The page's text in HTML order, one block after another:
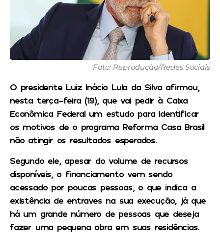
Foto: Reprodução/Redes Sociais
O presidente Luiz Inácio Lula da Silva afirmou,
nesta terça-feira (19), que vai pedir à Caixa
Econômica Federal um estudo para identificar
os motivos de o programa Reforma Casa Brasil
não atingir os resultados esperados.
Segundo ele, apesar do volume de recursos
disponíveis, o financiamento vem sendo
acessado por poucas pessoas, o que indica a
existência de entraves na sua execução, já que
há um grande número de pessoas que deseja
fazer uma pequena obra em suas residências.